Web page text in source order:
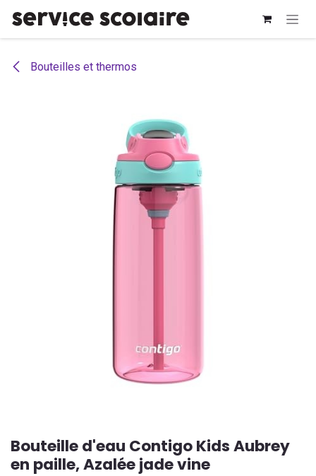
Bouteilles et thermos
Bouteille d'eau Contigo Kids Aubrey
en paille, Azalée jade vine